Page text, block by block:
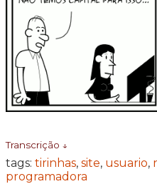
Transcrição ↓
tags: tirinhas, site, usuario,
programadora